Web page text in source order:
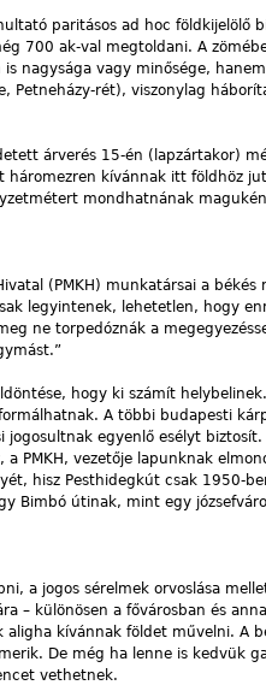
paritásos ad hoc földkijelölő
700 ak-val megtoldani. A
nagysága vagy minősége,
rét), viszonylag
árverés 15-én (lapzártakor)
kívánnak itt földhöz
mondhatnának
(PMKH) munkatársai a
legyintenek, lehetetlen, hogy
ne torpedóznák a
hogy ki számít
A többi budapesti
jogosultnak egyenlő esélyt
PMKH, vezetője lapunknak
hisz Pesthidegkút csak 1950-
Bimbó útinak, mint egy
a jogos sérelmek orvoslása
– különösen a fővárosban és
kívánnak földet művelni. A
De még ha lenne is kedvük
vethetnek.